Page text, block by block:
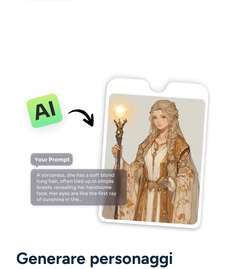
Cambio acconciatura
Cambio vestiti
Filtro AI
Generatore di colpi alla testa Pro
Creatore di foto per passaporti
Generare personaggi